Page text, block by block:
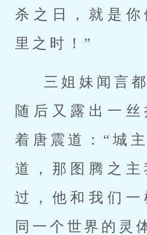
杀之日，就是
里之时！”
三姐妹闻言
随后又露出一
着唐震道：“城
道，那图腾之
过，他和我们一
同一个世界的灵